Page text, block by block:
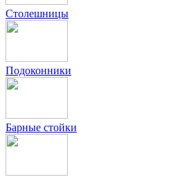
Столешницы
Подоконники
Барные стойки